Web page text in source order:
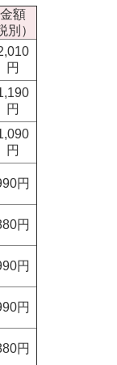
金額
別）
円
円
円
円
円
円
円
円